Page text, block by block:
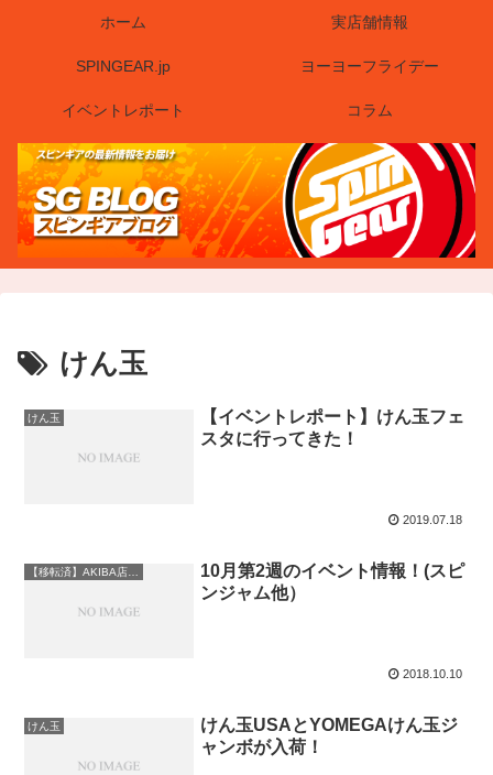
ホーム 実店舗情報
SPINGEAR.jp ヨーヨーフライデー
イベントレポート コラム
けん玉
けん玉
【イベントレポート】けん玉フェ
スタに行ってきた！
2019.07.18
10月第2週のイベント情報！(スピ
ンジャム他）
2018.10.10
けん玉
けん玉USAとYOMEGAけん玉ジ
ャンボが入荷！